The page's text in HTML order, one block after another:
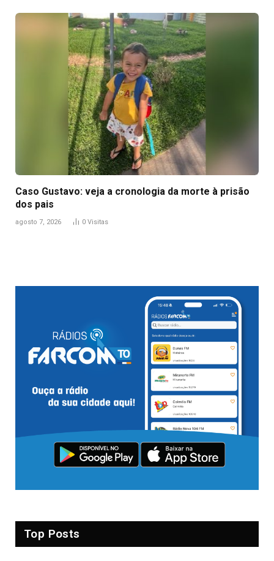
Caso Gustavo: veja a cronologia da morte à prisão
dos pais
agosto 7, 2026 0 Visitas
Top Posts